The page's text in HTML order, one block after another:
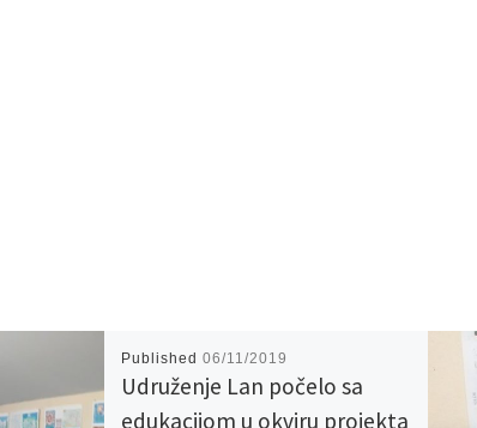
Published06/11/2019
Udruženje Lan počelo sa
edukacijom u okviru projekta